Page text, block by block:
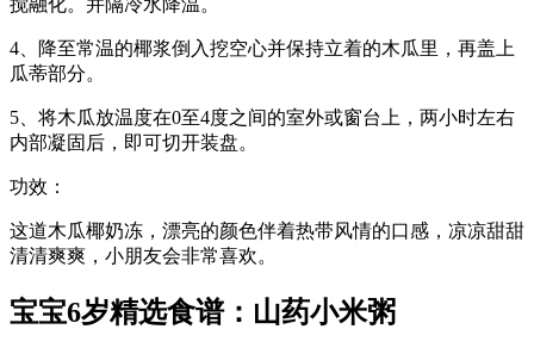
搅融化。并隔冷水降温。
4、降至常温的椰浆倒入挖空心并保持立着的木瓜里，再盖上
瓜蒂部分。
5、将木瓜放温度在0至4度之间的室外或窗台上，两小时左右
内部凝固后，即可切开装盘。
功效：
这道木瓜椰奶冻，漂亮的颜色伴着热带风情的口感，凉凉甜甜
清清爽爽，小朋友会非常喜欢。
宝宝6岁精选食谱：山药小米粥